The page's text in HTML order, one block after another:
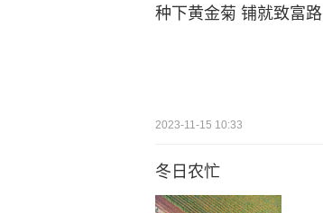
种下黄金菊 铺就致富路
2023-11-15 10:33
冬日农忙